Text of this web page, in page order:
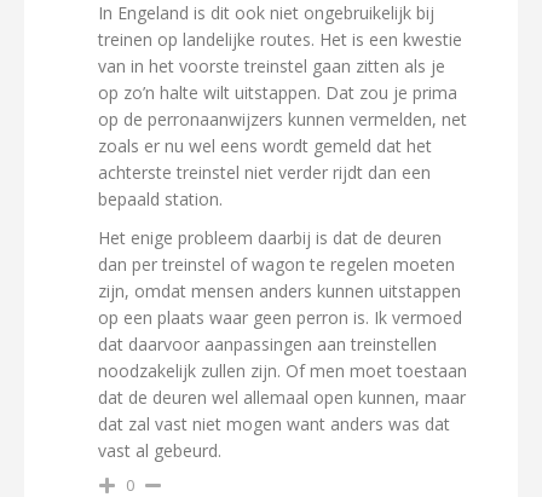
In Engeland is dit ook niet ongebruikelijk bij
treinen op landelijke routes. Het is een kwestie
van in het voorste treinstel gaan zitten als je
op zo’n halte wilt uitstappen. Dat zou je prima
op de perronaanwijzers kunnen vermelden, net
zoals er nu wel eens wordt gemeld dat het
achterste treinstel niet verder rijdt dan een
bepaald station.
Het enige probleem daarbij is dat de deuren
dan per treinstel of wagon te regelen moeten
zijn, omdat mensen anders kunnen uitstappen
op een plaats waar geen perron is. Ik vermoed
dat daarvoor aanpassingen aan treinstellen
noodzakelijk zullen zijn. Of men moet toestaan
dat de deuren wel allemaal open kunnen, maar
dat zal vast niet mogen want anders was dat
vast al gebeurd.
0